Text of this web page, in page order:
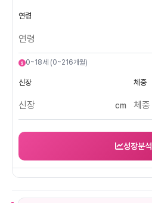
연령
0~18세 (0~216개월)
신장
cm
체중
성장분석